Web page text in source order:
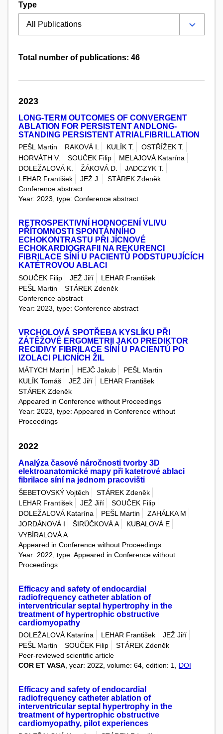
Type
Total number of publications: 46
2023
LONG-TERM OUTCOMES OF CONVERGENT
ABLATION FOR PERSISTENT ANDLONG-
STANDING PERSISTENT ATRIALFIBRILLATION
PEŠL Martin RAKOVÁ I. KULÍK T.
OSTŘÍŽEK T.
HORVÁTH V.
SOUČEK Filip
MELAJOVÁ Katarína
DOLEŽALOVÁ K.
ŽÁKOVÁ D.
JADCZYK T.
LEHAR František
JEŽ J.
STÁREK Zdeněk
Conference abstract
Year: 2023, type: Conference abstract
RETROSPEKTIVNÍ HODNOCENÍ VLIVU
PŘÍTOMNOSTI SPONTÁNNÍHO
ECHOKONTRASTU PŘI JÍCNOVÉ
ECHOKARDIOGRAFII NA REKURENCI
FIBRILACE SÍNÍ U PACIENTŮ PODSTUPUJÍCÍCH
KATÉTROVOU ABLACI
SOUČEK Filip JEŽ Jiří
LEHAR František
PEŠL Martin
STÁREK Zdeněk
Conference abstract
Year: 2023, type: Conference abstract
VRCHOLOVÁ SPOTŘEBA KYSLÍKU PŘI
ZÁTĚŽOVÉ ERGOMETRII JAKO PREDIKTOR
RECIDIVY FIBRILACE SÍNÍ U PACIENTŮ PO
IZOLACI PLICNÍCH ŽIL
MÁTYCH Martin HEJČ Jakub
PEŠL Martin
KULÍK Tomáš
JEŽ Jiří
LEHAR František
STÁREK Zdeněk
Appeared in Conference without Proceedings
Year: 2023, type: Appeared in Conference without
Proceedings
2022
Analýza časové náročnosti tvorby 3D
elektroanatomické mapy při katetrové ablaci
fibrilace síní na jednom pracovišti
ŠEBETOVSKÝ Vojtěch
STÁREK Zdeněk
LEHAR František
JEŽ Jiří
SOUČEK Filip
DOLEŽALOVÁ Katarína
PEŠL Martin
ZAHÁLKA M
JORDÁNOVÁ I
ŠIRŮČKOVÁ A
KUBALOVÁ E
VYBÍRALOVÁ A
Appeared in Conference without Proceedings
Year: 2022, type: Appeared in Conference without
Proceedings
Efficacy and safety of endocardial
radiofrequency catheter ablation of
interventricular septal hypertrophy in the
treatment of hypertrophic obstructive
cardiomyopathy
DOLEŽALOVÁ Katarína LEHAR František
JEŽ Jiří
PEŠL Martin
SOUČEK Filip
STÁREK Zdeněk
Peer-reviewed scientific article
COR ET VASA, year: 2022, volume: 64, edition: 1, DOI
Efficacy and safety of endocardial
radiofrequency catheter ablation of
interventricular septal hypertrophy in the
treatment of hypertrophic obstructive
cardiomyopathy, pilot experiences